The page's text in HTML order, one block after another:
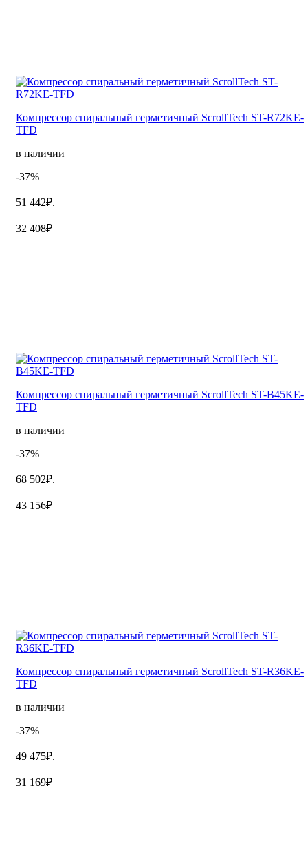
Компрессор спиральный герметичный ScrollTech ST-R72KE-
TFD
в наличии
-37%
51 442₽.
32 408₽
Компрессор спиральный герметичный ScrollTech ST-B45KE-
TFD
в наличии
-37%
68 502₽.
43 156₽
Компрессор спиральный герметичный ScrollTech ST-R36KE-
TFD
в наличии
-37%
49 475₽.
31 169₽